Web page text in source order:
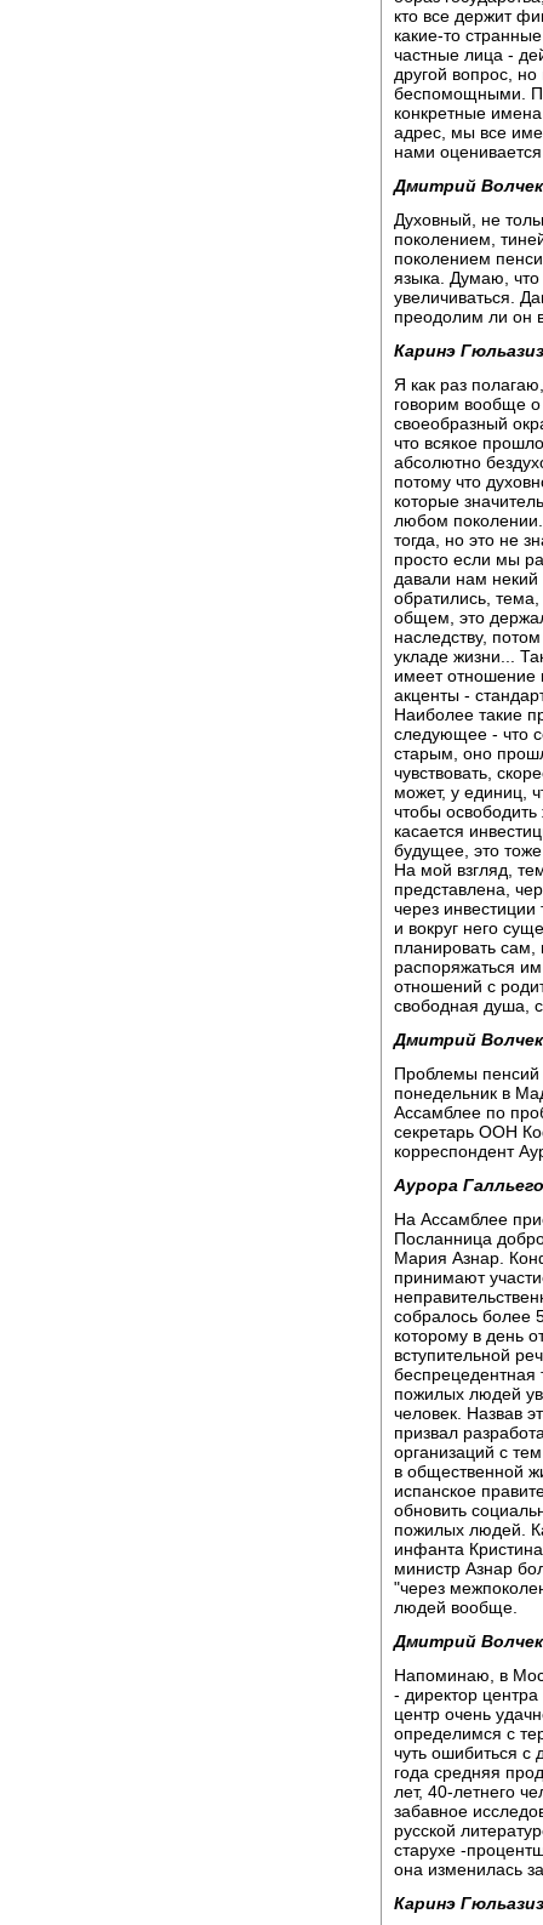
кто все держит
какие-то
частные лица -
другой вопрос,
беспомощными.
конкретные
адрес, мы все
нами
Дмитрий
Духовный, не
поколением,
поколением
языка. Думаю, что
увеличиваться.
преодолим ли он
Каринэ
Я как раз
говорим вообще
своеобразный
что всякое
абсолютно
потому что
которые
любом поколении.
тогда, но это не
просто если мы
давали нам
обратились,
общем, это
наследству,
укладе жизни...
имеет
акценты -
Наиболее такие
следующее - что
старым, оно
чувствовать,
может, у единиц,
чтобы
касается
будущее, это
На мой взгляд,
представлена,
через инвестиции
и вокруг него
планировать сам,
распоряжаться
отношений с
свободная душа,
Дмитрий
Проблемы пенсий
понедельник в
Ассамблее по
секретарь ООН
корреспондент
Аурора
На Ассамблее
Посланница
Мария Азнар.
принимают
собралось более
которому в день
вступительной
беспрецедентная
пожилых людей
человек. Назвав
призвал
организаций с
в общественной
испанское
обновить
пожилых людей.
инфанта
министр Азнар
"через
людей вообще.
Дмитрий
Напоминаю, в
- директор
центр очень
определимся с
чуть ошибиться с
года средняя
лет, 40-летнего
забавное
русской
старухе -
она изменилась
Каринэ